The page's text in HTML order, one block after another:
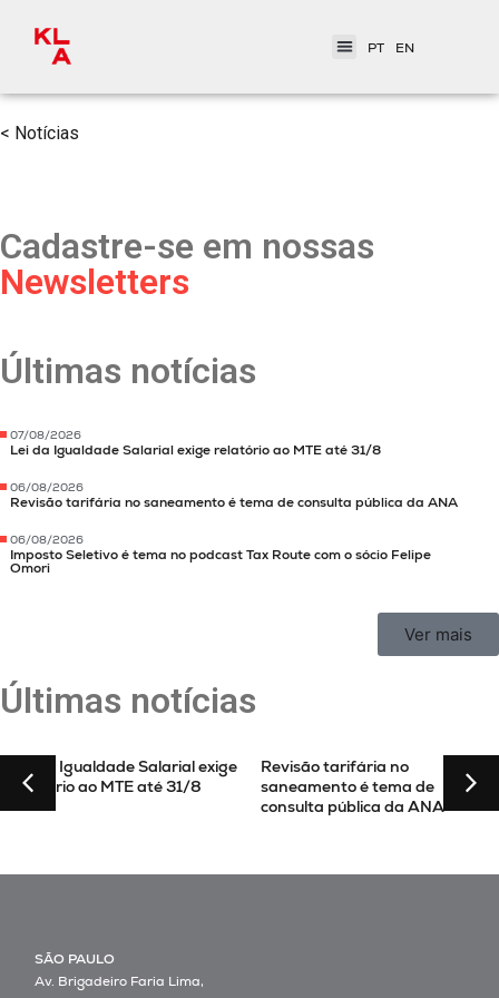
PT EN
< Notícias
Cadastre-se em nossas
Newsletters
Últimas notícias
07/08/2026
Lei da Igualdade Salarial exige relatório ao MTE até 31/8
06/08/2026
Revisão tarifária no saneamento é tema de consulta pública da ANA
06/08/2026
Imposto Seletivo é tema no podcast Tax Route com o sócio Felipe
Omori
Ver mais
Últimas notícias
Lei da Igualdade Salarial exige
relatório ao MTE até 31/8
Revisão tarifária no
saneamento é tema de
consulta pública da ANA
SÃO PAULO
Av. Brigadeiro Faria Lima,